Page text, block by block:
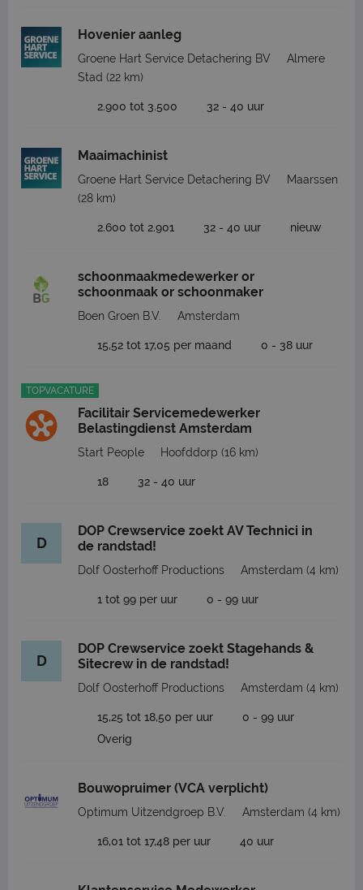
Hovenier aanleg
Groene Hart Service Detachering BV
Almere
Stad (22 km)
2.900 tot 3.500 32 - 40 uur
Maaimachinist
Groene Hart Service Detachering BV
Maarssen
(28 km)
2.600 tot 2.901 32 - 40 uur nieuw
schoonmaakmedewerker or
schoonmaak or schoonmaker
Boen Groen B.V. Amsterdam
15,52 tot 17,05 per maand 0 - 38 uur
TOPVACATURE
Facilitair Servicemedewerker
Belastingdienst Amsterdam
Start People Hoofddorp (16 km)
18 32 - 40 uur
D
DOP Crewservice zoekt AV Technici in
de randstad!
Dolf Oosterhoff Productions Amsterdam (4 km)
1 tot 99 per uur 0 - 99 uur
D
DOP Crewservice zoekt Stagehands &
Sitecrew in de randstad!
Dolf Oosterhoff Productions Amsterdam (4 km)
15,25 tot 18,50 per uur
0 - 99 uur
Overig
Bouwopruimer (VCA verplicht)
Optimum Uitzendgroep B.V. Amsterdam (4 km)
16,01 tot 17,48 per uur 40 uur